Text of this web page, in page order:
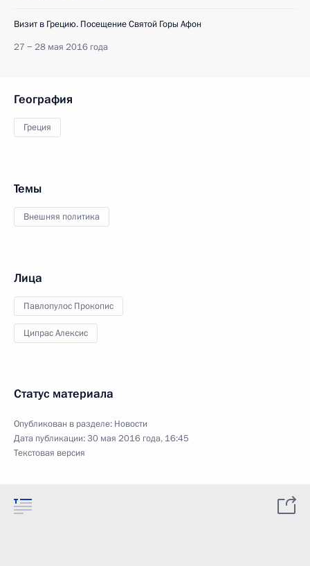
Визит в Грецию. Посещение Святой Горы Афон
27 − 28 мая 2016 года
География
Греция
Темы
Внешняя политика
Лица
Павлопулос Прокопис
Ципрас Алексис
Статус материала
Опубликован в разделе: Новости
Дата публикации:30 мая 2016 года, 16:45
Текстовая версия